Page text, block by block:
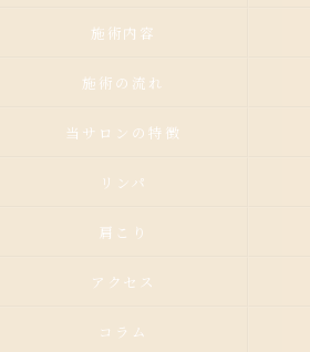
施術内容
施術の流れ
当サロンの特徴
リンパ
肩こり
アクセス
コラム